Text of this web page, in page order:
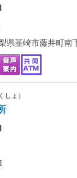
県韮崎市藤井町南
しょ）